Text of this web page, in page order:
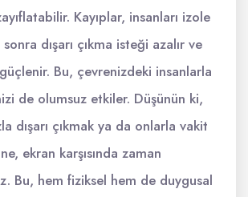
Kayıplar, insanları izole
dışarı çıkma isteği azalır ve
güçlenir. Bu, çevrenizdeki insanlarla
de olumsuz etkiler. Düşünün ki,
dışarı çıkmak ya da onlarla vakit
ekran karşısında zaman
Bu, hem fiziksel hem de duygusal